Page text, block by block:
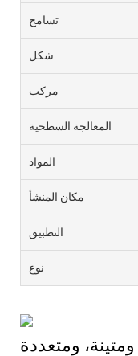
تسامح
شكل
مركب
المعالجة السطحية
المواد
مكان المنشأ
التطبيق
نوع
ومتعددة